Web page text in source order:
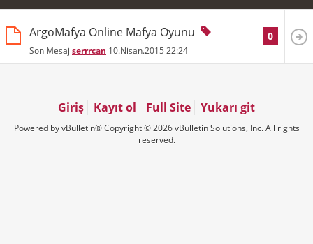
ArgoMafya Online Mafya Oyunu
Son Mesaj serrrcan 10.Nisan.2015 22:24
0
Giriş Kayıt ol Full Site Yukarı git
Powered by vBulletin® Copyright © 2026 vBulletin Solutions, Inc. All rights
reserved.